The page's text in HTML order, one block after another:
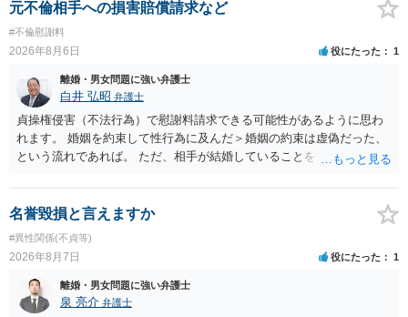
だしてでも調停で終わらせるよう努めるのか，裁判離婚を見据えて調
停での離婚に固執しないかいずれかの対応は必要となるかと思われま
す。 お一人で対応するのは難しい側面もありますので弁護士を立てる
ことを検討されると良いかと思われます。
元不倫相手への損害賠償請求など
#不倫慰謝料
2026年8月6日 役にたった 1
離婚・男女問題に強い弁護士
白井 弘昭 弁護士
貞操権侵害（不法行為）で慰謝料請求できる可能性があるように思わ
れます。 婚姻を約束して性行為に及んだ＞婚姻の約束は虚偽だった、
という流れであれば。 ただ、相手が結婚していることを知って行為に
性も認められそうですので、あまり慰謝料は高額にならないように思
われます。 一度、最寄りの弁護士に相談してみてください。
名誉毀損と言えますか
#異性関係(不貞等)
2026年8月7日 役にたった 1
離婚・男女問題に強い弁護士
泉 亮介 弁護士